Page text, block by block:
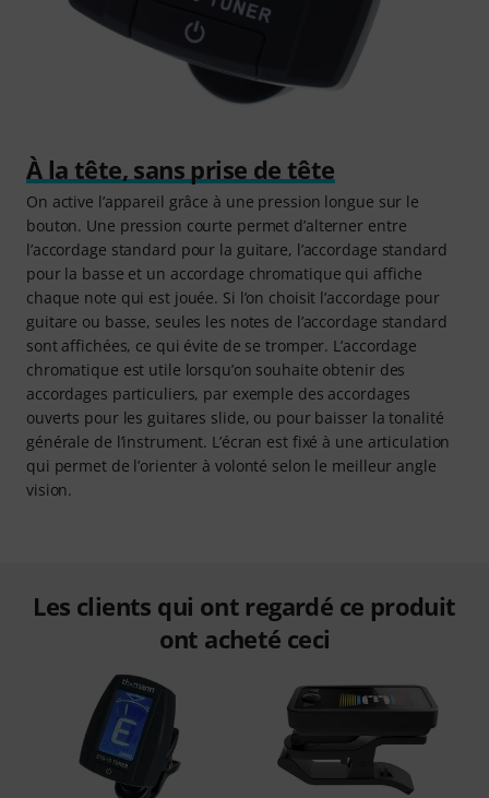
À la tête, sans prise de tête
On active l’appareil grâce à une pression longue sur le
bouton. Une pression courte permet d’alterner entre
l’accordage standard pour la guitare, l’accordage standard
pour la basse et un accordage chromatique qui affiche
chaque note qui est jouée. Si l’on choisit l’accordage pour
guitare ou basse, seules les notes de l’accordage standard
sont affichées, ce qui évite de se tromper. L’accordage
chromatique est utile lorsqu’on souhaite obtenir des
accordages particuliers, par exemple des accordages
ouverts pour les guitares slide, ou pour baisser la tonalité
générale de l’instrument. L’écran est fixé à une articulation
qui permet de l’orienter à volonté selon le meilleur angle
vision.
Les clients qui ont regardé ce produit
ont acheté ceci